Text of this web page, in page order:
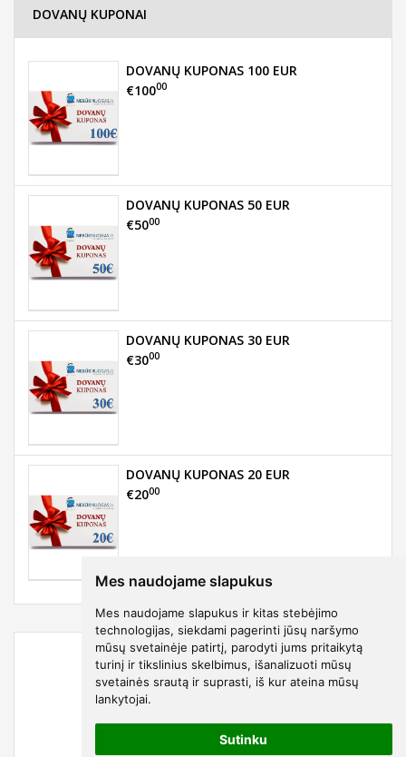
Mes naudojame slapukus
Mes naudojame slapukus ir kitas stebėjimo
technologijas, siekdami pagerinti jūsų naršymo
mūsų svetainėje patirtį, parodyti jums pritaikytą
turinį ir tikslinius skelbimus, išanalizuoti mūsų
svetainės srautą ir suprasti, iš kur ateina mūsų
lankytojai.
Sutinku
DOVANŲ KUPONAI
DOVANŲ KUPONAS 100 EUR
€10000
DOVANŲ KUPONAS 50 EUR
€5000
DOVANŲ KUPONAS 30 EUR
€3000
DOVANŲ KUPONAS 20 EUR
€2000